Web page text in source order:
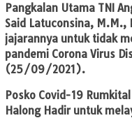
Pangkalan Utama TNI
Said Latuconsina,
jajarannya untuk tidak
pandemi Corona Virus
(25/09/2021).
Posko Covid-19
Halong Hadir untuk